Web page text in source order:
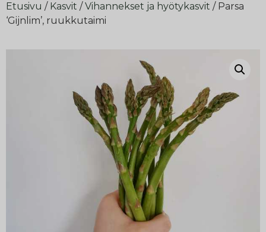
Etusivu / Kasvit /Vihannekset ja hyötykasvit / Parsa
‘Gijnlim’, ruukkutaimi